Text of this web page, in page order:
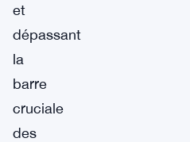
et
dépassant
la
barre
cruciale
des